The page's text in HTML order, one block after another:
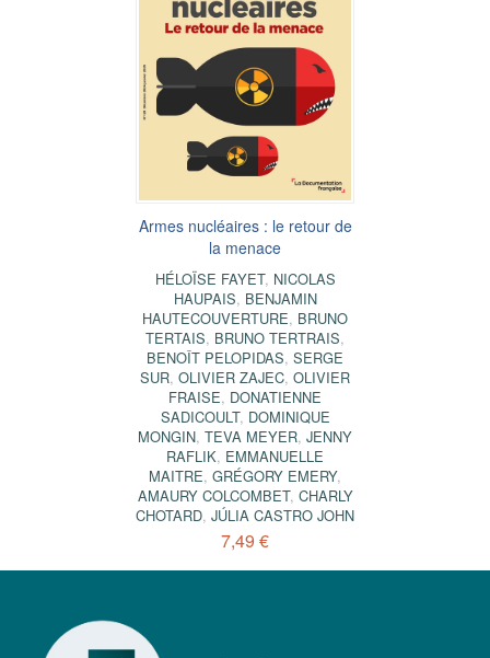
Armes nucléaires : le retour de
la menace
HÉLOÏSE FAYET, NICOLAS
HAUPAIS, BENJAMIN
HAUTECOUVERTURE, BRUNO
TERTAIS, BRUNO TERTRAIS,
BENOÎT PELOPIDAS, SERGE
SUR, OLIVIER ZAJEC, OLIVIER
FRAISE, DONATIENNE
SADICOULT, DOMINIQUE
MONGIN, TEVA MEYER, JENNY
RAFLIK, EMMANUELLE
MAITRE, GRÉGORY EMERY,
AMAURY COLCOMBET, CHARLY
CHOTARD, JÚLIA CASTRO JOHN
7,49 €